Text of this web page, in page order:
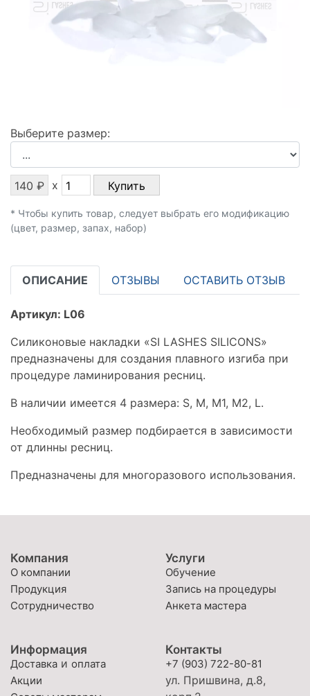
Выберите размер:
140 ₽ x Купить
* Чтобы купить товар, следует выбрать его модификацию
(цвет, размер, запах, набор)
ОПИСАНИЕ ОТЗЫВЫ ОСТАВИТЬ ОТЗЫВ
Артикул: L06
Силиконовые накладки «SI LASHES SILICONS»
предназначены для создания плавного изгиба при
процедуре ламинирования ресниц.
В наличии имеется 4 размера: S, M, M1, M2, L.
Необходимый размер подбирается в зависимости
от длинны ресниц.
Предназначены для многоразового использования.
Компания
О компании
Продукция
Сотрудничество
Услуги
Обучение
Запись на процедуры
Анкета мастера
Информация
Доставка и оплата
Акции
Контакты
+7 (903) 722-80-81
ул. Пришвина, д.8,